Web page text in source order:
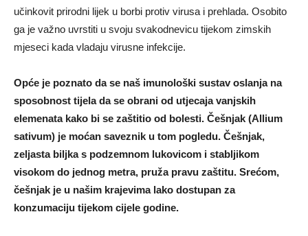
učinkovit prirodni lijek u borbi protiv virusa i prehlada. Osobito
ga je važno uvrstiti u svoju svakodnevicu tijekom zimskih
mjeseci kada vladaju virusne infekcije.
Opće je poznato da se naš imunološki sustav oslanja na
sposobnost tijela da se obrani od utjecaja vanjskih
elemenata kako bi se zaštitio od bolesti. Češnjak (Allium
sativum) je moćan saveznik u tom pogledu. Češnjak,
zeljasta biljka s podzemnom lukovicom i stabljikom
visokom do jednog metra, pruža pravu zaštitu. Srećom,
češnjak je u našim krajevima lako dostupan za
konzumaciju tijekom cijele godine.